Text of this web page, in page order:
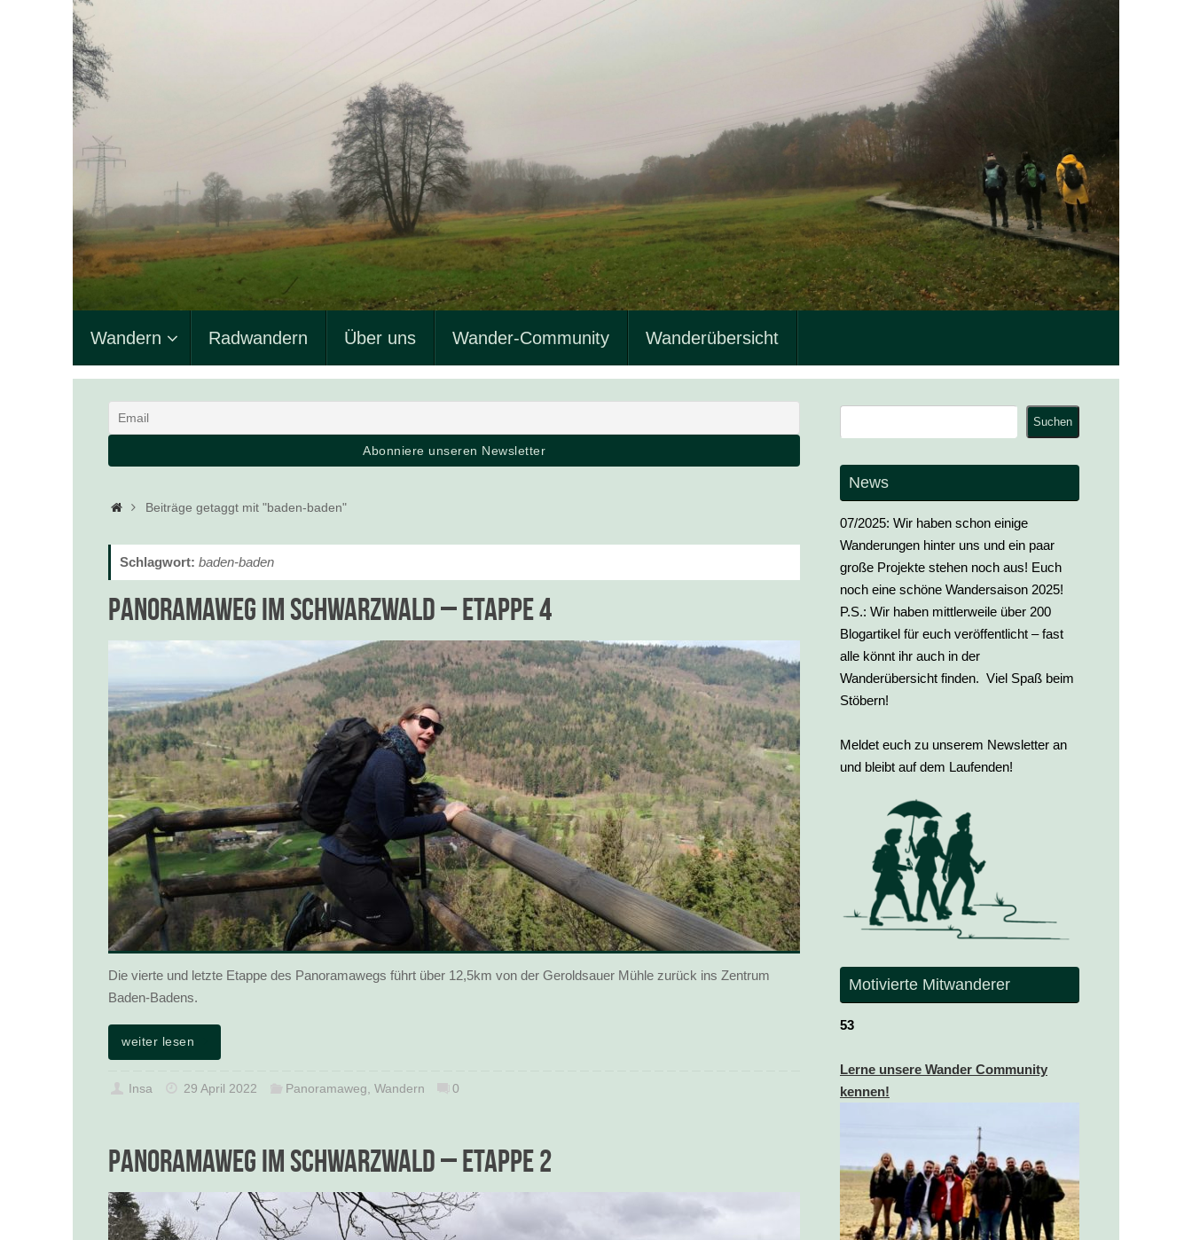
InhaltWandern Radwandern Über uns Wander-Community Wanderübersicht
Startseite
Beiträge getaggt mit "baden-baden"
Schlagwort: baden-baden
Panoramaweg im Schwarzwald – Etappe 4
Die vierte und letzte Etappe des Panoramawegs führt über 12,5km von der Geroldsauer Mühle zurück ins Zentrum
Baden-Badens.
weiter lesen
Insa 29 April 2022 Panoramaweg, Wandern 0
Panoramaweg im Schwarzwald – Etappe 2
Suchen
News
07/2025: Wir haben schon einige
Wanderungen hinter uns und ein paar
große Projekte stehen noch aus! Euch
noch eine schöne Wandersaison 2025!
P.S.: Wir haben mittlerweile über 200
Blogartikel für euch veröffentlicht – fast
alle könnt ihr auch in der
Wanderübersicht finden. Viel Spaß beim
Stöbern!
Meldet euch zu unserem Newsletter an
und bleibt auf dem Laufenden!
Motivierte Mitwanderer
53
Lerne unsere Wander Community
kennen!